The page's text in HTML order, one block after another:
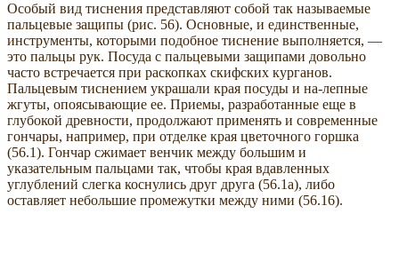
Особый вид тиснения представляют собой так называемые
пальцевые защипы (рис. 56). Основные, и единственные,
инструменты, которыми подобное тиснение выполняется, —
это пальцы рук. Посуда с пальцевыми защипами довольно
часто встречается при раскопках скифских курганов.
Пальцевым тиснением украшали края посуды и на-лепные
жгуты, опоясывающие ее. Приемы, разработанные еще в
глубокой древности, продолжают применять и современные
гончары, например, при отделке края цветочного горшка
(56.1). Гончар сжимает венчик между большим и
указательным пальцами так, чтобы края вдавленных
углублений слегка коснулись друг друга (56.1а), либо
оставляет небольшие промежутки между ними (56.16).